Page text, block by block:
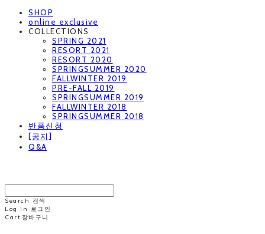
SHOP
online exclusive
COLLECTIONS
SPRING 2021
RESORT 2021
RESORT 2020
SPRINGSUMMER 2020
FALLWINTER 2019
PRE-FALL 2019
SPRINGSUMMER 2019
FALLWINTER 2018
SPRINGSUMMER 2018
반품신청
[공지]
Q&A
Search
검색
Log In
로그인
Cart 장바구니